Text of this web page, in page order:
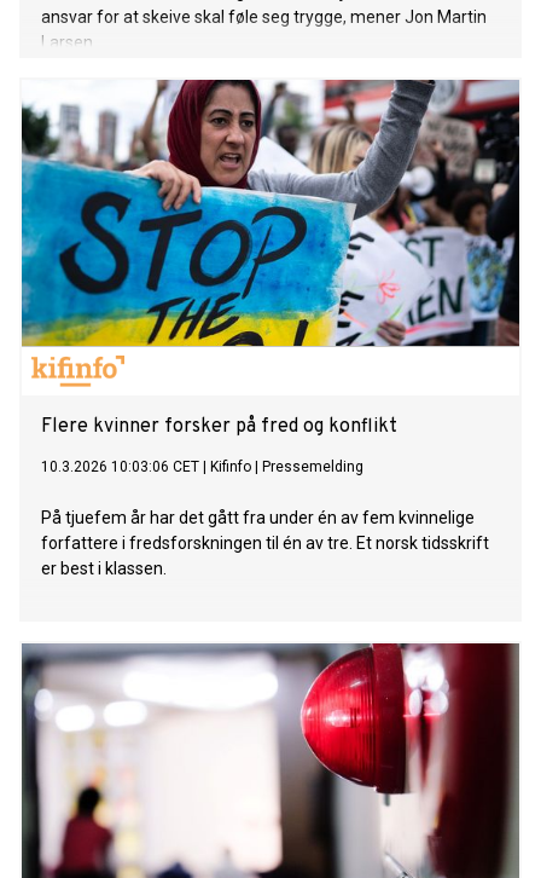
ansvar for at skeive skal føle seg trygge, mener Jon Martin
Larsen.
Flere kvinner forsker på fred og konflikt
10.3.2026 10:03:06 CET Kifinfo Pressemelding
På tjuefem år har det gått fra under én av fem kvinnelige
forfattere i fredsforskningen til én av tre. Et norsk tidsskrift
er best i klassen.